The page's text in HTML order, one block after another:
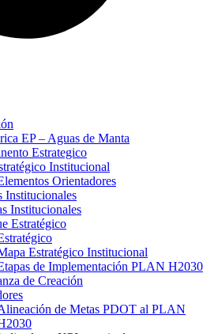
EP – Aguas de Manta
Estrategico
Institucional
Orientadores
Institucionales
Institucionales
Estratégico
Estratégico Institucional
de Implementación PLAN H2030
de Creación
de Metas PDOT al PLAN